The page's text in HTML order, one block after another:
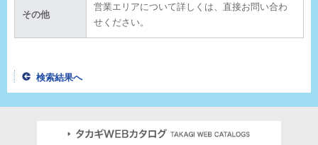
その他
営業エリアについて詳しくは、直接お問い合わ
せください。
検索結果へ